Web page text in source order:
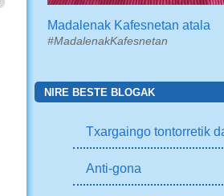
Madalenak Kafesnetan atala
#MadalenakKafesnetan
NIRE BESTE BLOGAK
Txargaingo tontorretik
Anti-gona